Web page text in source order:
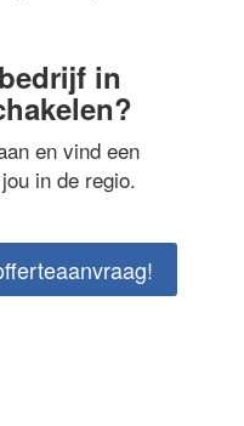
in
en vind een
in de regio.